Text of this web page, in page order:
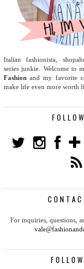
Italian fashionista,
series junkie. Welcome to
Fashion and my favorite
make life even more worth
For inquiries, questions,